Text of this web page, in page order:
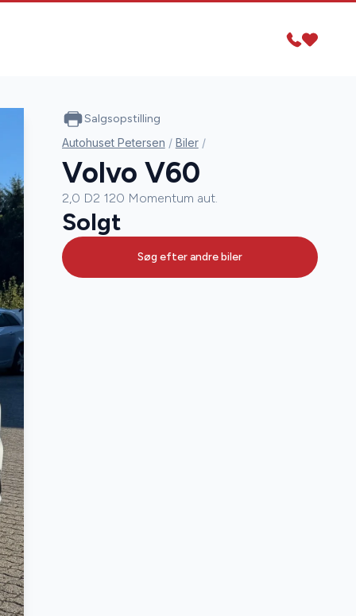
Salgsopstilling
Autohuset Petersen / Biler /
Volvo V60
2,0 D2 120 Momentum aut.
Solgt
Søg efter andre biler